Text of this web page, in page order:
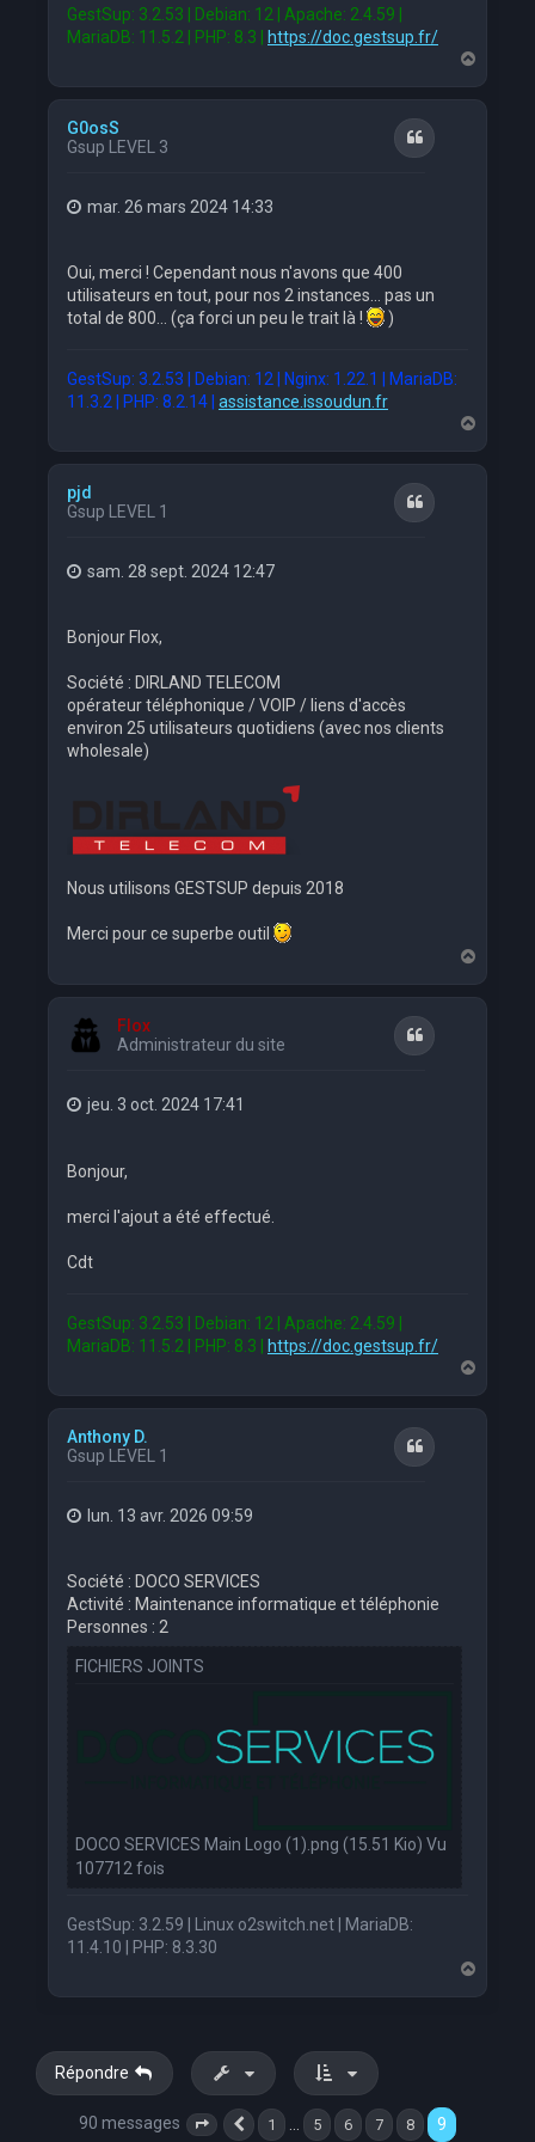
GestSup: 3.2.53 | Debian: 12 | Apache: 2.4.59 |
MariaDB: 11.5.2 | PHP: 8.3 |
https://doc.gestsup.fr/
a
G0osS
Gsup LEVEL 3
Citation
mar. 26 mars 2024 14:33
Oui, merci ! Cependant nous n'avons que 400
utilisateurs en tout, pour nos 2 instances... pas un
total de 800... (ça forci un peu le trait là !
)
GestSup: 3.2.53 | Debian: 12 | Nginx: 1.22.1 | MariaDB:
11.3.2 | PHP: 8.2.14 | assistance.issoudun.fr
a
pjd
Gsup LEVEL 1
Citation
sam. 28 sept. 2024 12:47
Bonjour Flox,
Société : DIRLAND TELECOM
opérateur téléphonique / VOIP / liens d'accès
environ 25 utilisateurs quotidiens (avec nos clients
wholesale)
Nous utilisons GESTSUP depuis 2018
Merci pour ce superbe outil
a
u
Flox
Administrateur du site
Citation
jeu. 3 oct. 2024 17:41
Bonjour,
merci l'ajout a été effectué.
Cdt
GestSup: 3.2.53 | Debian: 12 | Apache: 2.4.59 |
MariaDB: 11.5.2 | PHP: 8.3 |
https://doc.gestsup.fr/
a
Anthony D.
Gsup LEVEL 1
Citation
lun. 13 avr. 2026 09:59
Société : DOCO SERVICES
Activité : Maintenance informatique et téléphonie
Personnes : 2
FICHIERS JOINTS
DOCO SERVICES Main Logo (1).png (15.51 Kio) Vu
107712 fois
GestSup: 3.2.59 | Linux o2switch.net | MariaDB:
11.4.10 | PHP: 8.3.30
a
Répondre
90 messages Page 9 sur 9
Précédente
1 … 5 6 7 8 9